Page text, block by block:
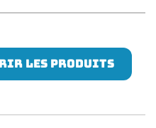
LES PRODUITS